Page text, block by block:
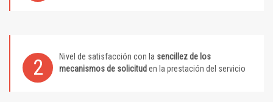
2 Nivel de satisfacción con la sencillez de los
mecanismos de solicitud en la prestación del servicio